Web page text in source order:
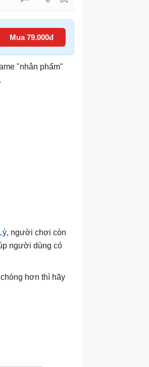
Mua 79.000đ
"nhân phẩm"
, người chơi còn
người dùng có
hơn thì hãy